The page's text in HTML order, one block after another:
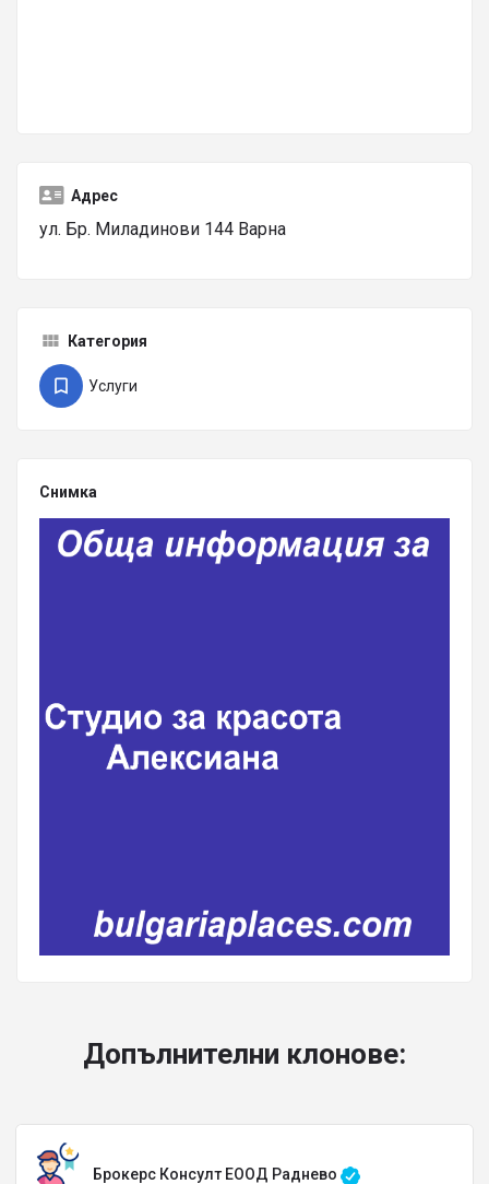
Адрес
ул. Бр. Миладинови 144 Варна
Категория
Услуги
Снимка
Допълнителни клонове:
Брокерс Консулт ЕООД Раднево